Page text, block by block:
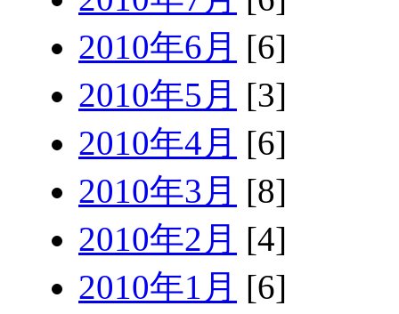
2010年6月 [6]
2010年5月 [3]
2010年4月 [6]
2010年3月 [8]
2010年2月 [4]
2010年1月 [6]